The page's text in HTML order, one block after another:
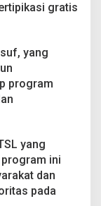
gratis
yang
program
yang
ini
dan
pada